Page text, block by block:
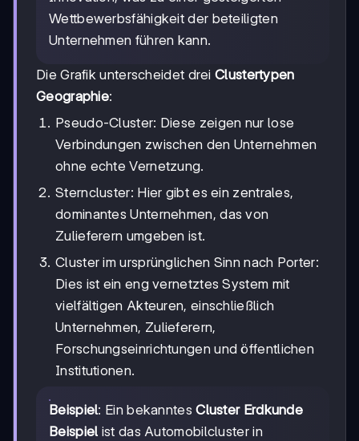
Wettbewerbsfähigkeit der beteiligten
Unternehmen führen kann.
Die Grafik unterscheidet drei Clustertypen
Geographie:
Pseudo-Cluster: Diese zeigen nur lose
Verbindungen zwischen den Unternehmen
ohne echte Vernetzung.
Sterncluster: Hier gibt es ein zentrales,
dominantes Unternehmen, das von
Zulieferern umgeben ist.
Cluster im ursprünglichen Sinn nach Porter:
Dies ist ein eng vernetztes System mit
vielfältigen Akteuren, einschließlich
Unternehmen, Zulieferern,
Forschungseinrichtungen und öffentlichen
Institutionen.
Beispiel: Ein bekanntesCluster Erdkunde
Beispiel ist das Automobilcluster in